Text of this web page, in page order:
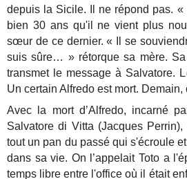
depuis la Sicile. Il ne répond pas. «
bien 30 ans qu'il ne vient plus
sœur de ce dernier. « Il se
suis sûre… » rétorque sa mère.
transmet le message à Salvatore.
Un certain Alfredo est mort.
Avec la mort d’Alfredo, incarné
Salvatore di Vitta (Jacques
tout un pan du passé qui s'écroule
dans sa vie. On l’appelait Toto a
temps libre entre l'office où il était